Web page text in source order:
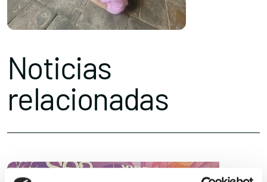
Noticias
relacionadas